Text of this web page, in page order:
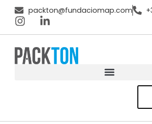
packton@fundaciomap.com